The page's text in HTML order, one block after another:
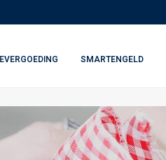
SMARTENGELD